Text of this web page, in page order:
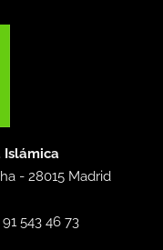
Islámica
-28015 Madrid
91 543 46 73